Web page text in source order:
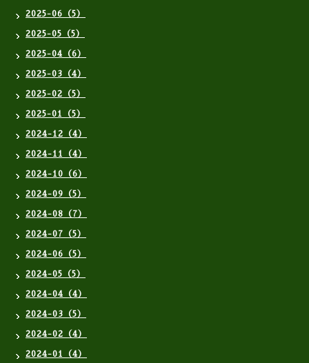
2025-06（5）
2025-05（5）
2025-04（6）
2025-03（4）
2025-02（5）
2025-01（5）
2024-12（4）
2024-11（4）
2024-10（6）
2024-09（5）
2024-08（7）
2024-07（5）
2024-06（5）
2024-05（5）
2024-04（4）
2024-03（5）
2024-02（4）
2024-01（4）